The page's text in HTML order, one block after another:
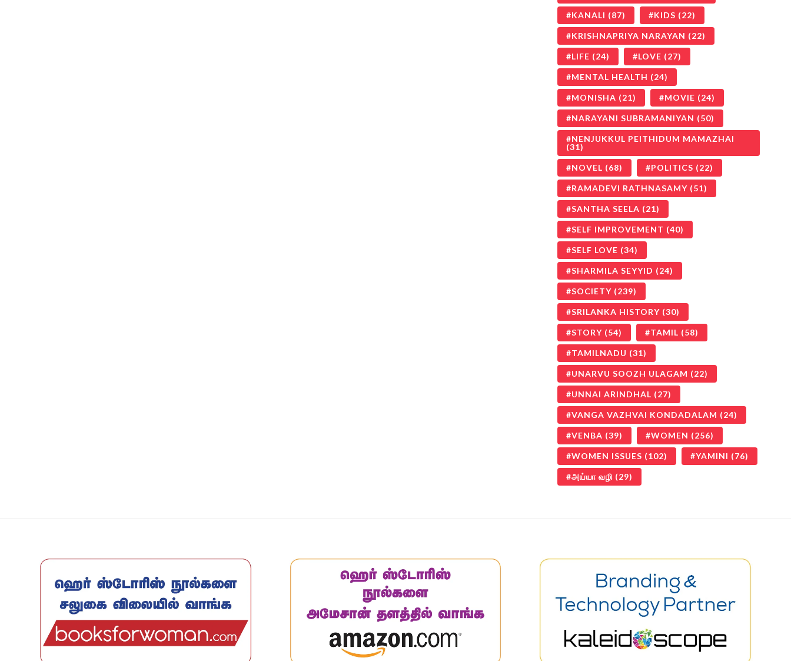
KANALI (87) KIDS (22)
KRISHNAPRIYA NARAYAN (22)
LIFE (24) LOVE (27)
MENTAL HEALTH (24)
MONISHA (21) MOVIE (24)
NARAYANI SUBRAMANIYAN (50)
NENJUKKUL PEITHIDUM MAMAZHAI
(31)
NOVEL (68) POLITICS (22)
RAMADEVI RATHNASAMY (51)
SANTHA SEELA (21)
SELF IMPROVEMENT (40)
SELF LOVE (34)
SHARMILA SEYYID (24)
SOCIETY (239)
SRILANKA HISTORY (30)
STORY (54) TAMIL (58)
TAMILNADU (31)
UNARVU SOOZH ULAGAM (22)
UNNAI ARINDHAL (27)
VANGA VAZHVAI KONDADALAM (24)
VENBA (39) WOMEN (256)
WOMEN ISSUES (102) YAMINI (76)
அய்யா வழி (29)